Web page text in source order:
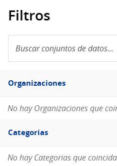
Filtros
conjuntos
de
Filtro
Organizaciones
Organizaciones
No hay Organizaciones que
Filtro
Categorias
Categorias
No hay Categorias que